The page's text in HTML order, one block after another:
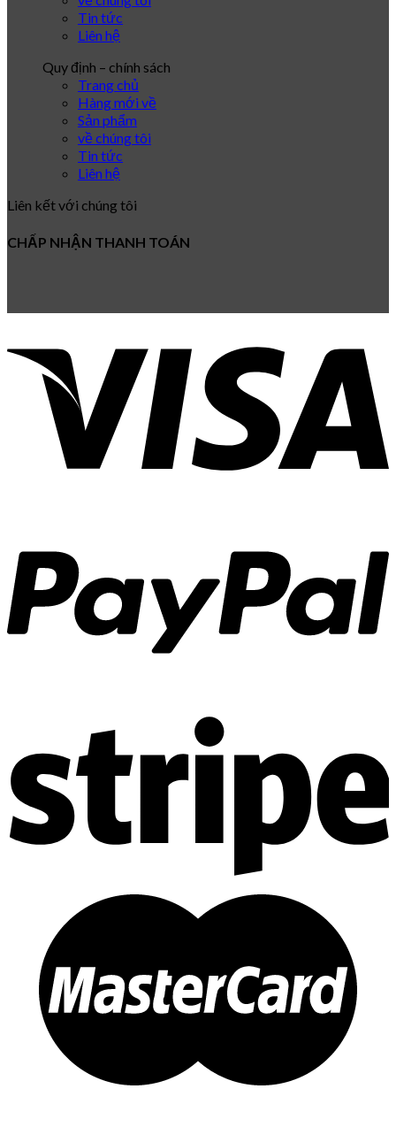
Tin tức
Liên hệ
Quy định – chính sách
Trang chủ
Hàng mới về
Sản phẩm
về chúng tôi
Tin tức
Liên hệ
Liên kết với chúng tôi
CHẤP NHẬN THANH TOÁN